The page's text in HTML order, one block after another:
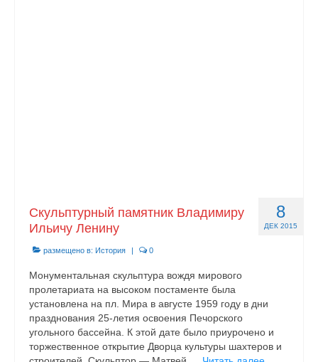
8
ДЕК 2015
Скульптурный памятник Владимиру
Ильичу Ленину
размещено в: История | 0
Монументальная скульптура вождя мирового
пролетариата на высоком постаменте была
установлена на пл. Мира в августе 1959 году в дни
празднования 25-летия освоения Печорского
угольного бассейна. К этой дате было приурочено и
торжественное открытие Дворца культуры шахтеров и